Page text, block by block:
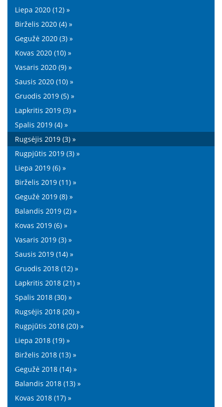
Liepa 2020 (12) »
Birželis 2020 (4) »
Gegužė 2020 (3) »
Kovas 2020 (10) »
Vasaris 2020 (9) »
Sausis 2020 (10) »
Gruodis 2019 (5) »
Lapkritis 2019 (3) »
Spalis 2019 (4) »
Rugsėjis 2019 (3) »
Rugpjūtis 2019 (3) »
Liepa 2019 (6) »
Birželis 2019 (11) »
Gegužė 2019 (8) »
Balandis 2019 (2) »
Kovas 2019 (6) »
Vasaris 2019 (3) »
Sausis 2019 (14) »
Gruodis 2018 (12) »
Lapkritis 2018 (21) »
Spalis 2018 (30) »
Rugsėjis 2018 (20) »
Rugpjūtis 2018 (20) »
Liepa 2018 (19) »
Birželis 2018 (13) »
Gegužė 2018 (14) »
Balandis 2018 (13) »
Kovas 2018 (17) »